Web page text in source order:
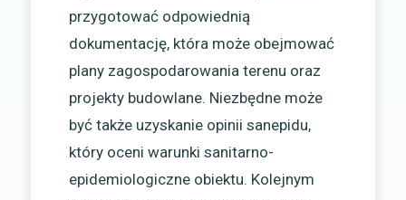
przygotować odpowiednią
dokumentację, która może obejmować
plany zagospodarowania terenu oraz
projekty budowlane. Niezbędne może
być także uzyskanie opinii sanepidu,
który oceni warunki sanitarno-
epidemiologiczne obiektu. Kolejnym